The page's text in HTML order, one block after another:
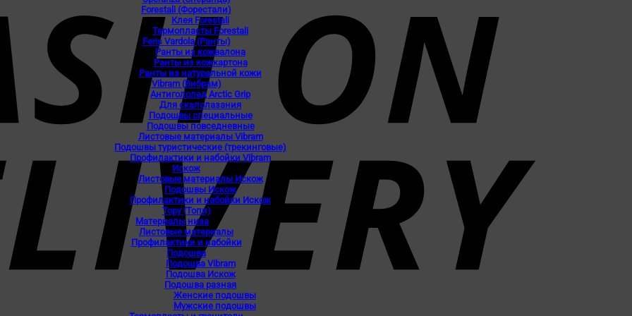
Forestali (Форестали)
Клея Forestali
Термопласты Forestali
Feris Vardola (Ранты)
Ранты из кожвалона
Ранты из кожкартона
Ранты из натуральной кожи
Vibram (Вибрам)
Антигололед Arctic Grip
Для скалолазания
Подошвы специальные
Подошвы повседневные
Листовые материалы Vibram
Подошвы туристические (трекинговые)
Профилактики и набойки Vibram
Искож
Листовые материалы Искож
Подошвы Искож
Профилактики и набойки Искож
Topy (Топи)
Материалы низа
Листовые материалы
Профилактики и набойки
Подошва
Подошва Vibram
Подошва Искож
Подошва разная
Женские подошвы
Мужские подошвы